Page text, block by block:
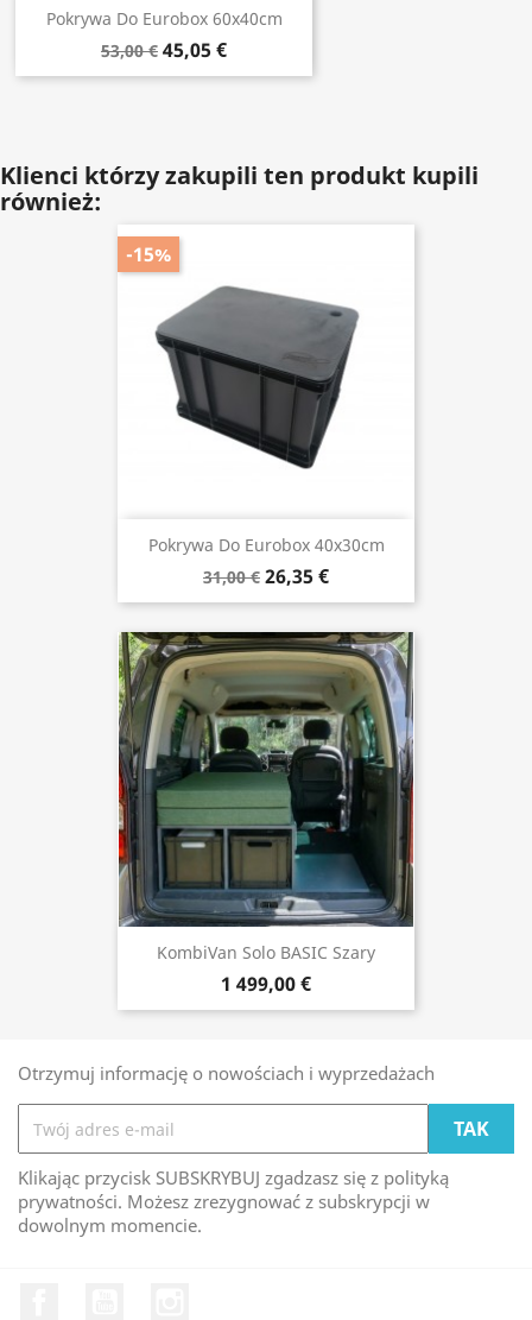
Pokrywa Do Eurobox 60x40cm
53,00 € 45,05 €
Klienci którzy zakupili ten produkt kupili
również:
Pokrywa Do Eurobox 40x30cm
31,00 € 26,35 €
-15%
KombiVan Solo BASIC Szary
1 499,00 €
Otrzymuj informację o nowościach i wyprzedażach
Klikając przycisk SUBSKRYBUJ zgadzasz się z polityką
prywatności. Możesz zrezygnować z subskrypcji w
dowolnym momencie.